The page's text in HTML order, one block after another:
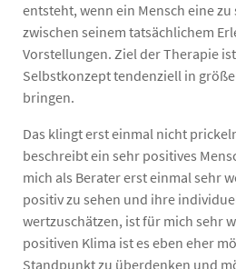
entsteht, wenn ein Mensch eine
zwischen seinem tatsächlichem
Vorstellungen. Ziel der Therapie
Selbstkonzept tendenziell in
bringen.
Das klingt erst einmal nicht
beschreibt ein sehr positives
mich als Berater erst einmal sehr
positiv zu sehen und ihre
wertzuschätzen, ist für mich sehr
positiven Klima ist es eben eher
Standpunkt zu überdenken und